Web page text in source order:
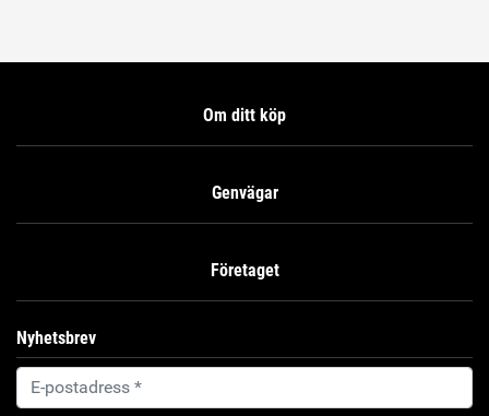
Om ditt köp
Genvägar
Företaget
Nyhetsbrev